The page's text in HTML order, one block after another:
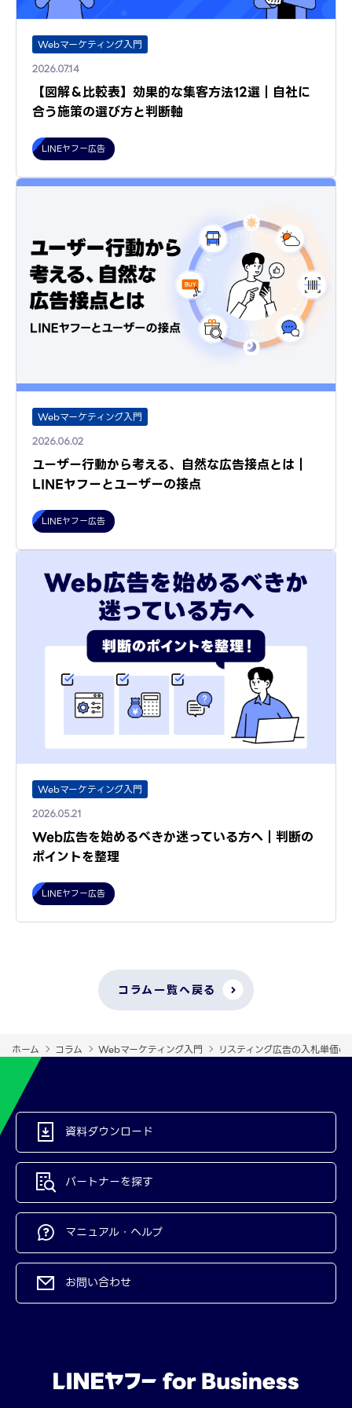
Webマーケティング入門
2026.07.14
【図解＆比較表】効果的な集客方法12選｜自社に
合う施策の選び方と判断軸
LINEヤフー広告
Webマーケティング入門
2026.06.02
ユーザー行動から考える、自然な広告接点とは｜
LINEヤフーとユーザーの接点
LINEヤフー広告
Webマーケティング入門
2026.05.21
Web広告を始めるべきか迷っている方へ｜判断の
ポイントを整理
LINEヤフー広告
コラム一覧へ戻る
ホーム コラム Webマーケティング入門 リスティング広告の入札単価
資料ダウンロード
パートナーを探す
マニュアル・ヘルプ
お問い合わせ